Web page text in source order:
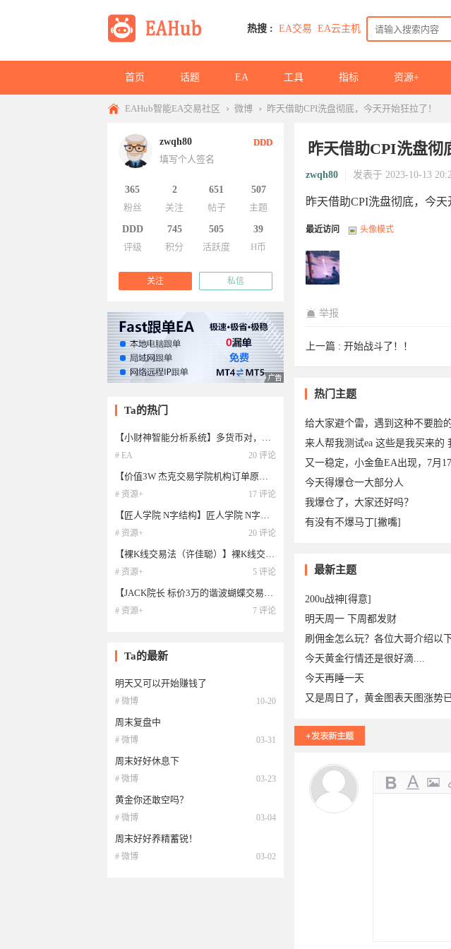
热搜 : EA交易 EA云主机
首页 话题 EA 工具 指标 资源+
EAHub智能EA交易社区 › 微博 › 昨天借助CPI洗盘彻底，今天开始狂拉了！
昨天借助CPI洗盘彻
zwqh80 发表于 2023-10-13
昨天借助CPI洗盘彻底，今天
最近访问 头像模式
于2023-
10-13
举报
上一篇 : 开始战斗了！！
热门主题
给大家避个雷，遇到这种不要脸
来人帮我测试ea 这些是我买来的
又一稳定，小金鱼EA出现，7月
今天得爆仓一大部分人
我爆仓了，大家还好吗？
有没有不爆马丁[撇嘴]
最新主题
200u战神[得意]
明天周一 下周都发财
刷佣金怎么玩？各位大哥介绍以下
今天黄金行情还是很好滴....
今天再睡一天
又是周日了，黄金图表天图涨势
zwqh80
DDD
填写个人签名
365
粉丝
2
关注
651
帖子
507
主题
DDD
评级
745
积分
505
活跃度
39
H币
关注 私信
Ta的热门
【小财神智能分析系统】多货币对，多周期趋势分析研判系统，都在一个图表中实现
# EA 20 评论
【价值3W 杰克交易学院机构订单原理视频和教材】杰克交易学院机构订单原理视频和教材
# 资源+ 17 评论
【匠人学院 N字结构】匠人学院 N字结构
# 资源+ 20 评论
【裸K线交易法（许佳聪）】裸K线交易法（许佳聪）
# 资源+ 5 评论
【JACK院长 标价3万的谐波蝴蝶交易】谐波交易资料
# 资源+ 7 评论
Ta的最新
明天又可以开始赚钱了
# 微博 10-20
周末复盘中
# 微博 03-31
周末好好休息下
# 微博 03-23
黄金你还敢空吗？
# 微博 03-04
周末好好养精蓄锐！
# 微博 03-02